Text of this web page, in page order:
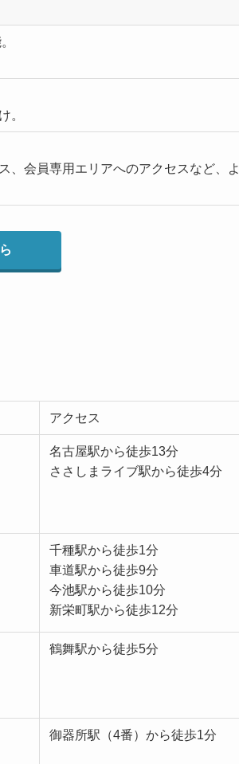
。
、会員専用エリアへのアクセスなど、よ
アクセス
名古屋駅から徒歩13分
ささしまライブ駅から徒歩4分
千種駅から徒歩1分
車道駅から徒歩9分
今池駅から徒歩10分
新栄町駅から徒歩12分
鶴舞駅から徒歩5分
御器所駅（4番）から徒歩1分